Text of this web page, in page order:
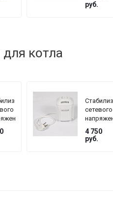
серии
Pellet,
руб.
котла
сетевого
TEPLOCOM
БАСТИОН
ST
4 750
руб.